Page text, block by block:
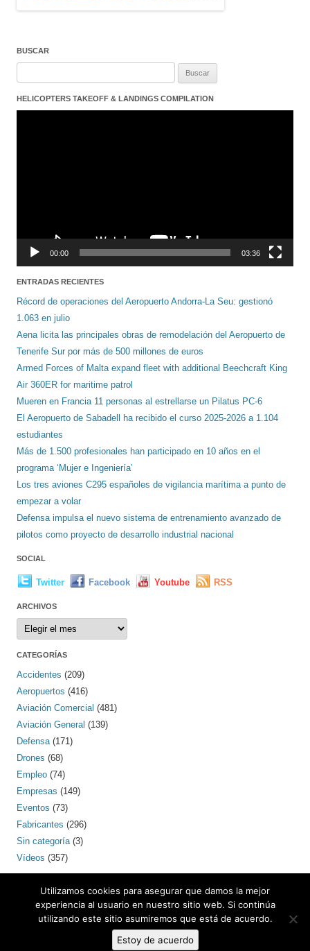
BUSCAR
HELICOPTERS TAKEOFF & LANDINGS COMPILATION
00:00 03:36
ENTRADAS RECIENTES
Récord de operaciones del Aeropuerto Andorra-La Seu: gestionó
1.063 en julio
Aena licita las principales obras de remodelación del Aeropuerto de
Tenerife Sur por más de 500 millones de euros
Armed Forces of Malta expand fleet with additional Beechcraft King
Air 360ER for maritime patrol
Mueren en Francia 11 personas al estrellarse un Pilatus PC-6
El Aeropuerto de Sabadell ha recibido el curso 2025-2026 a 1.104
estudiantes
Más de 1.500 profesionales han participado en 10 años en el
programa ‘Mujer e Ingeniería’
Los tres aviones C295 españoles de vigilancia marítima a punto de
empezar a volar
Defensa impulsa el nuevo sistema de entrenamiento avanzado de
pilotos como proyecto de desarrollo industrial nacional
SOCIAL
Twitter Facebook Youtube RSS
ARCHIVOS
Archivos
CATEGORÍAS
Accidentes (209)
Aeropuertos (416)
Aviación Comercial (481)
Aviación General (139)
Defensa (171)
Drones (68)
Empleo (74)
Empresas (149)
Eventos (73)
Fabricantes (296)
Sin categoría (3)
Vídeos (357)
Contacto: bcnaero (arroba) gmail.com
Utilizamos cookies para asegurar que damos la mejor
experiencia al usuario en nuestro sitio web. Si continúa
utilizando este sitio asumiremos que está de acuerdo.
Estoy de acuerdo